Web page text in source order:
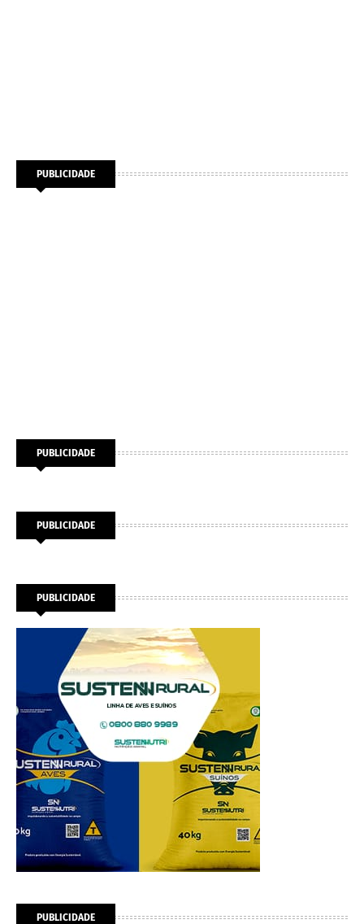
PUBLICIDADE
PUBLICIDADE
PUBLICIDADE
PUBLICIDADE
PUBLICIDADE